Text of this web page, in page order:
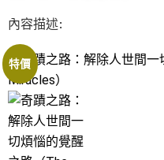
內容描述:
特價